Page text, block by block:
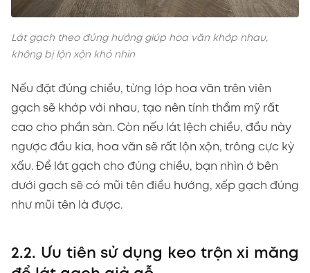
Lát gạch theo đúng hướng giúp hoa văn khớp nhau,
không bị lộn xộn khó nhìn
Nếu đặt đúng chiều, từng lớp hoa văn trên viên
gạch sẽ khớp với nhau, tạo nên tính thẩm mỹ rất
cao cho phần sàn. Còn nếu lát lệch chiều, đầu này
ngược đầu kia, hoa văn sẽ rất lộn xộn, trông cực kỳ
xấu. Để lát gạch cho đúng chiều, bạn nhìn ở bên
dưới gạch sẽ có mũi tên điều hướng, xếp gạch đúng
như mũi tên là được.
2.2. Ưu tiên sử dụng keo trộn xi măng